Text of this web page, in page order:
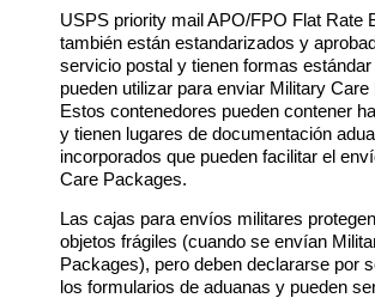
USPS priority mail APO/FPO Flat Rate
también están estandarizados y
servicio postal y tienen formas
pueden utilizar para enviar Military
Estos contenedores pueden contener
y tienen lugares de documentación
incorporados que pueden facilitar el
Care Packages.
Las cajas para envíos militares
objetos frágiles (cuando se envían
Packages), pero deben declararse por
los formularios de aduanas y pueden